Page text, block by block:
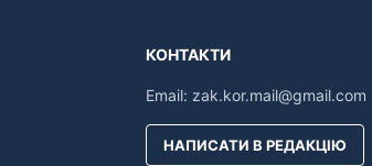
КОНТАКТИ
Email: zak.kor.mail@gmail.com
НАПИСАТИ В РЕДАКЦІЮ